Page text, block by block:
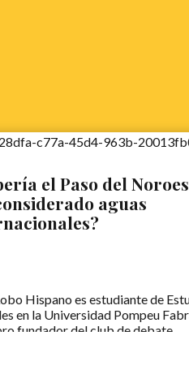
el Paso del
aguas
Hispano es estudiante de
en la Universidad Pompeu
fundador del club de debate